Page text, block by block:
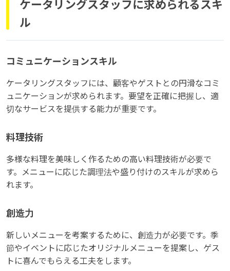
ケータリングスタッフに求められるスキ
ル
コミュニケーションスキル
ケータリングスタッフには、顧客やゲストとの円滑なコミ
ュニケーションが求められます。要望を正確に把握し、適
切なサービスを提供する能力が重要です。
料理技術
多様な料理を美味しく作るための高い料理技術が必要で
す。メニューに応じた調理法や盛り付けのスキルが求めら
れます。
創造力
新しいメニューを考案するために、創造力が必要です。季
節やイベントに応じたオリジナルメニューを提案し、ゲス
トに喜んでもらえる工夫をします。